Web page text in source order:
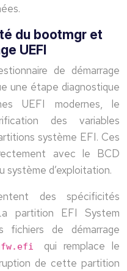
du bootmgr et
UEFI
de démarrage
une étape diagnostique
UEFI modernes, le
des variables
système EFI. Ces
avec le BCD
système d’exploitation.
des spécificités
partition EFI System
fichiers de démarrage
qui remplace le
de cette partition